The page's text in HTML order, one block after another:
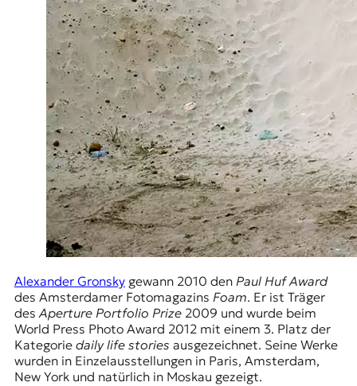
Alexander Gronskygewann 2010 den Paul Huf Award
des Amsterdamer Fotomagazins Foam. Er ist Träger
desAperture Portfolio Prize2009 und wurde beim
World Press Photo Award 2012 mit einem 3. Platz der
Kategorie daily life stories ausgezeichnet. Seine Werke
wurden in Einzelausstellungen in Paris, Amsterdam,
New York und natürlich in Moskau gezeigt.